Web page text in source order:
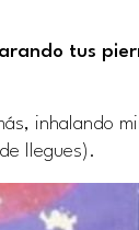
tus
inhalando
llegues).